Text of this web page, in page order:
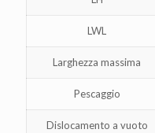
LWL
Larghezza massima
Pescaggio
Dislocamento a vuoto